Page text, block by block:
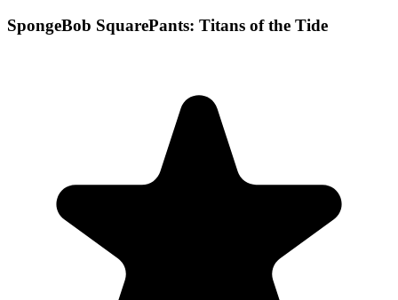
SpongeBob SquarePants: Titans of the Tide